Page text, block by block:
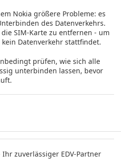
Nokia größere Probleme: es
des Datenverkehrs.
SIM-Karte zu entfernen - um
Datenverkehr stattfindet.
prüfen, wie sich alle
unterbinden lassen, bevor
Ihr zuverlässiger EDV-Partner